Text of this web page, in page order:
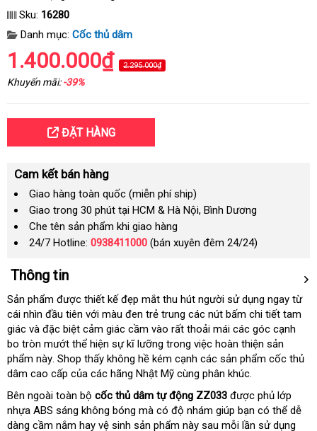
Sku: 16280
Danh mục: Cốc thủ dâm
1.400.000₫ 2.295.000₫
Khuyến mãi:-39%
ĐẶT HÀNG
Cam kết bán hàng
Giao hàng toàn quốc (miễn phí ship)
Giao trong 30 phút tại HCM & Hà Nội, Bình Dương
Che tên sản phẩm khi giao hàng
24/7 Hotline: 0938411000 (bán xuyên đêm 24/24)
Thông tin
Sản phẩm được thiết kế đẹp mắt thu hút người sử dụng ngay từ
cái nhìn đầu tiên với màu đen trẻ trung các nút bấm chi tiết tam
giác và đặc biệt cảm giác cầm vào rất thoải mái các góc cạnh
bo tròn mướt thể hiện sự kĩ lưỡng trong việc hoàn thiện sản
phẩm nàymới
nhất
. Shop thấy không hề kém cạnh các sản phẩm cốc thủ
dâm cao cấp của các hãng Nhật Mỹ cùng phân khúc.
Bên ngoài toàn bộ cốc thủ dâm tự động ZZ033 được phủ lớp
nhựa ABS sáng không bóng mà có độ nhám giúp bạn có thể dễ
dàng cầm nắm hay vệ sinh sản phẩm này sau mỗi lần sử dụng